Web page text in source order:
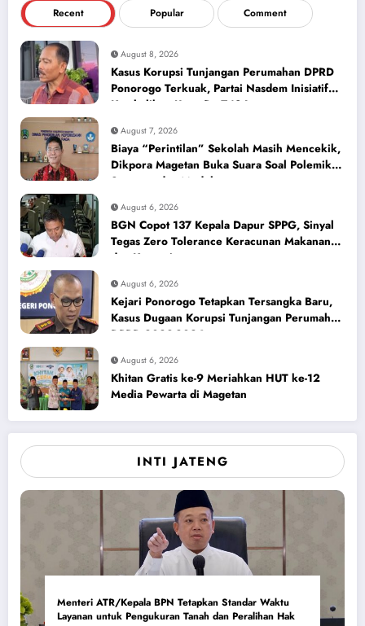
Recent Popular Comment
August 8, 2026
Kasus Korupsi Tunjangan Perumahan DPRD
Ponorogo Terkuak, Partai Nasdem Inisiatif
Kembalikan Uang Rp 748 Juta
August 7, 2026
Biaya “Perintilan” Sekolah Masih Mencekik,
Dikpora Magetan Buka Suara Soal Polemik
Seragam dan Modul
August 6, 2026
BGN Copot 137 Kepala Dapur SPPG, Sinyal
Tegas Zero Tolerance Keracunan Makanan
dan Korupsi
August 6, 2026
Kejari Ponorogo Tetapkan Tersangka Baru,
Kasus Dugaan Korupsi Tunjangan Perumahan
DPRD 2023-2026
August 6, 2026
Khitan Gratis ke-9 Meriahkan HUT ke-12
Media Pewarta di Magetan
INTI JATENG
Menteri ATR/Kepala BPN Tetapkan Standar Waktu
Layanan untuk Pengukuran Tanah dan Peralihan Hak